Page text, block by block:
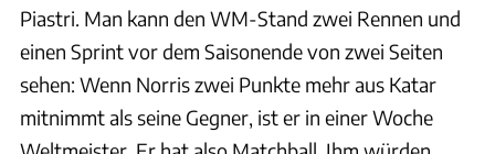
Piastri. Man kann den WM-Stand zwei Rennen und
einen Sprint vor dem Saisonende von zwei Seiten
sehen: Wenn Norris zwei Punkte mehr aus Katar
mitnimmt als seine Gegner, ist er in einer Woche